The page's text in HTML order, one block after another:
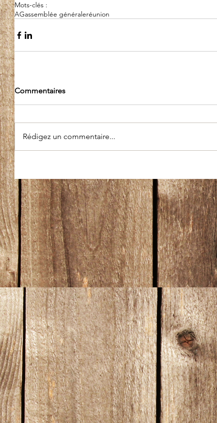
Mots-clés :
AGassemblée généraleréunion
Commentaires
Rédigez un commentaire...